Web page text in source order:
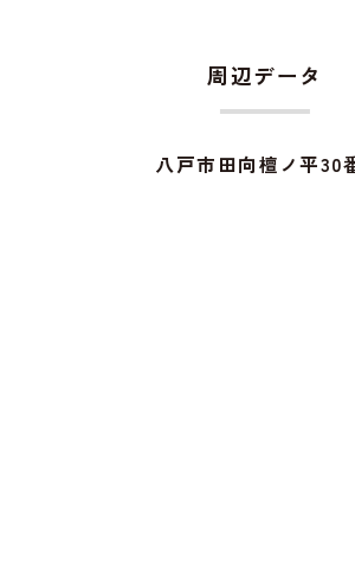
周辺データ
八戸市田向檀ノ平30